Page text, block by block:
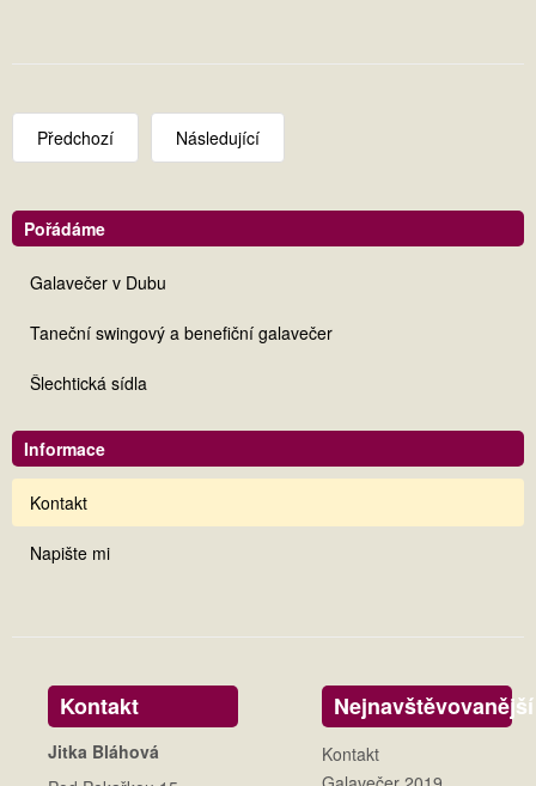
Předchozí Následující
Pořádáme
Galavečer v Dubu
Taneční swingový a benefiční galavečer
Šlechtická sídla
Informace
Kontakt
Napište mi
Kontakt
Jitka Bláhová
Nejnavštěvovanější
Kontakt